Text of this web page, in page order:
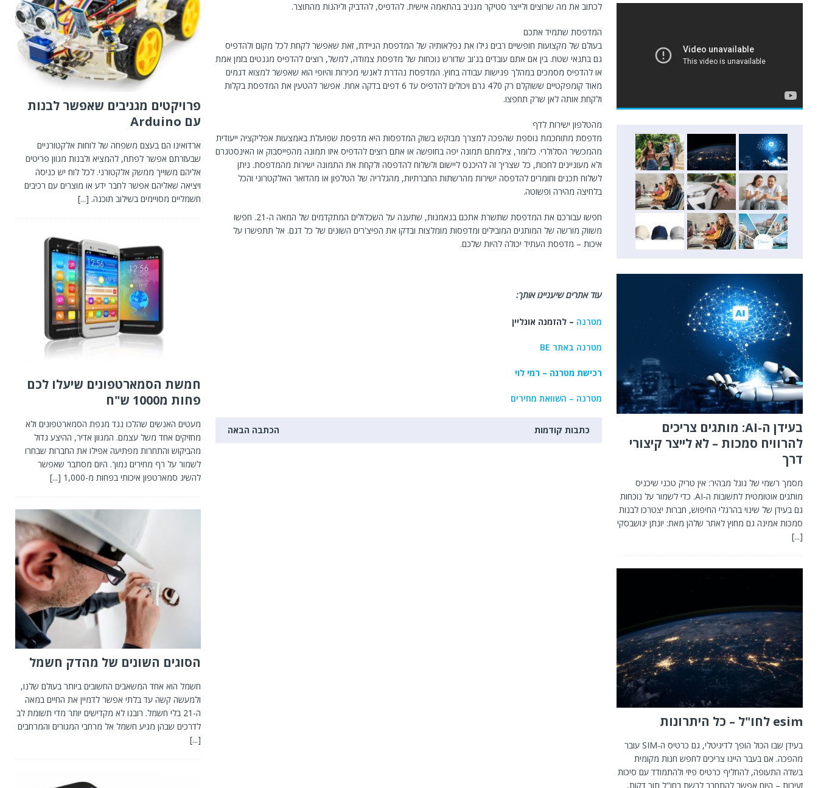
לכתוב את מה שרוצים ולייצר סטיקר מגניב בהתאמה אישית. להדפיס, להדביק וליהנות מהתוצר.
המדפסת שתמיד אתכם
בעולם של מקצועות חופשיים רבים גילו את נפלאותיה של המדפסת הניידת, זאת שאפשר לקחת לכל מקום ולהדפיס
גם בתנאי שטח. בין אם אתם עובדים בג'וב שדורש נוכחות של מדפסת צמודה, למשל, רוצים להדפיס מגנטים בזמן אמת
או להדפיס מסמכים במהלך פגישות עבודה בחוץ. המדפסת נהדרת לאנשי מכירות והיופי הוא שאפשר למצוא דגמים
מאוד קומפקטיים ששוקלם רק 470 גרם ויכולים להדפיס עד 6 דפים בדקה אחת. אפשר להטעין את המדפסת בקלות
ולקחת אותה לאן שרק תחפצו.
מהטלפון ישירות לדף
מדפסת מתוחכמת נוספת שהפכה למצרך מבוקש בשוק המדפסות היא מדפסת שפועלת באמצעות אפליקציה ייעודית
מהמכשיר הסלולרי. כלומר, צילמתם תמונה יפה בחופשה או אתם רוצים להדפיס איזו תמונה מהפייסבוק או האינסטגרם
ולא מעוניינים לחכות, כל שצריך זה להיכנס ליישום ולשלוח להדפסה ולקחת את התמונה ישירות מהמדפסת. ניתן
לשלוח תכנים וחומרים להדפסה ישירות מהרשתות החברתיות, מהגלריה של הטלפון או מהדואר האלקטרוני והכל
בלחיצה מהירה ופשוטה.
חפשו עבורכם את המדפסת שתשרת אתכם בנאמנות, שתענה על השכלולים המתקדמים של המאה ה-21. חפשו
משווק מורשה של המותגים המובילים ומדפסות מומלצות ובדקו את הפיצ'רים השונים של כל דגם. אל תתפשרו על
איכות – מדפסת העתיד יכולה להיות שלכם.
עוד אתרים שיעניינו אותך:
מטרנה – להזמנה אונליין
מטרנה באתר BE
רכישת מטרנה – רמי לוי
מטרנה – השוואת מחירים
כתבות קודמות הכתבה הבאה
בעידן ה-AI: מותגים צריכים
להרוויח סמכות – לא לייצר קיצורי
דרך
מסמך רשמי של גוגל מבהיר: אין טריק טכני שיכניס
מותגים אוטומטית לתשובות ה-AI. כדי לשמור על נוכחות
גם בעידן של שינוי בהרגלי החיפוש, חברות יצטרכו לבנות
סמכות אמינה גם מחוץ לאתר שלהן מאת: יונתן ינושבסקי
[...]
esim לחו"ל – כל היתרונות
בעידן שבו הכול הופך לדיגיטלי, גם כרטיס ה-SIM עובר
מהפכה. אם בעבר היינו צריכים לחפש חנות מקומית
בשדה התעופה, להחליף כרטיס פיזי ולהתמודד עם סיכות
זעירות – היום אפשר להתחבר לרשת בחו"ל תוך דקות,
פרויקטים מגניבים שאפשר לבנות
עם Arduino
ארדואינו הם בעצם משפחה של לוחות אלקטורניים
שבעזרתם אפשר לפתח, להמציא ולבנות מגוון פריטים
אליהם משוייך ממשק אלקטורני. לכל לוח יש כניסה
ויציאה שאליהם אפשר לחבר ידע או מוצרים עם רכיבים
חשמליים מסויימים בשילוב תוכנה. [...]
חמשת הסמארטפונים שיעלו לכם
פחות מ1000 ש"ח
מעטים האנשים שהלכו נגד מגפת הסמארטפונים ולא
מחזיקים אחד משל עצמם. המגוון אדיר, ההיצע גדול
מהביקוש והתחרות מפתיעה אפילו את החברות שבחרו
לשמור על רף מחירים נמוך. היום מסתבר שאפשר
להשיג סמארטפון איכותי בפחות מ-1,000
[...]
הסוגים השונים של מהדק חשמל
חשמל הוא אחד המשאבים החשובים ביותר בעולם שלנו,
ולמעשה קשה עד בלתי אפשר לדמיין את החיים במאה
ה-21 בלי חשמל. רובנו לא מקדישים יותר מדי תשומת לב
לדרכים שבהן מגיע חשמל אל מרחבי המגורים והמרחבים
[...]